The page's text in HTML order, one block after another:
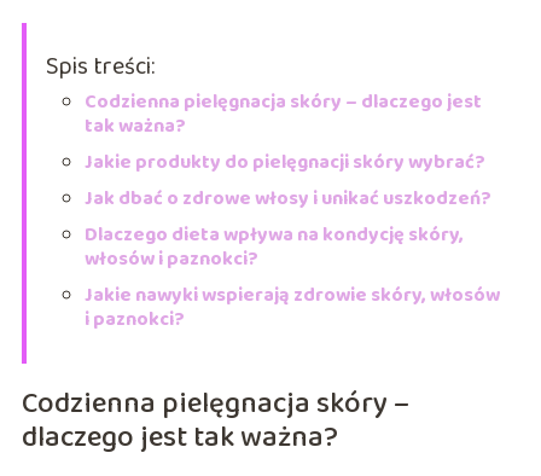
Spis treści:
Codzienna pielęgnacja skóry – dlaczego jest
tak ważna?
Jakie produkty do pielęgnacji skóry wybrać?
Jak dbać o zdrowe włosy i unikać uszkodzeń?
Dlaczego dieta wpływa na kondycję skóry,
włosów i paznokci?
Jakie nawyki wspierają zdrowie skóry, włosów
i paznokci?
Codzienna pielęgnacja skóry –
dlaczego jest tak ważna?